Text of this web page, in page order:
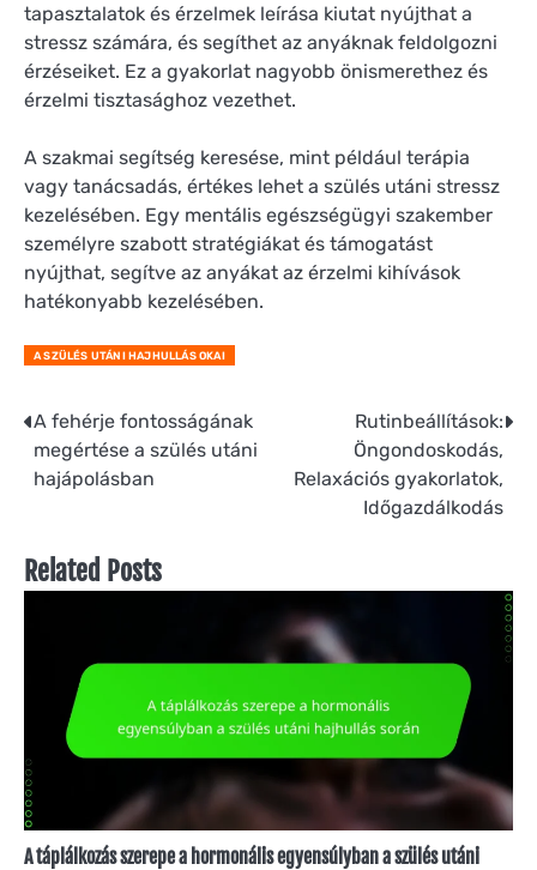
tapasztalatok és érzelmek leírása kiutat nyújthat a
stressz számára, és segíthet az anyáknak feldolgozni
érzéseiket. Ez a gyakorlat nagyobb önismerethez és
érzelmi tisztasághoz vezethet.
A szakmai segítség keresése, mint például terápia
vagy tanácsadás, értékes lehet a szülés utáni stressz
kezelésében. Egy mentális egészségügyi szakember
személyre szabott stratégiákat és támogatást
nyújthat, segítve az anyákat az érzelmi kihívások
hatékonyabb kezelésében.
A SZÜLÉS UTÁNI HAJHULLÁS OKAI
Post
navigation
A fehérje fontosságának
megértése a szülés utáni
hajápolásban
Rutinbeállítások:
Öngondoskodás,
Relaxációs gyakorlatok,
Időgazdálkodás
Related Posts
A táplálkozás szerepe a hormonális egyensúlyban a szülés utáni